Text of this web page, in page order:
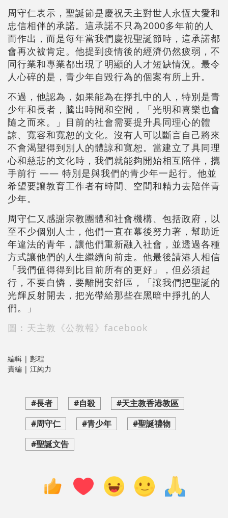
周守仁表示，聖誕節是慶祝天主對世人永恆大愛和
忠信相伴的承諾。這承諾不只為2000多年前的人
而作出，而是每年當我們慶祝聖誕節時，這承諾都
會再次被肯定。他提到疫情後的經濟仍然疲弱，不
同行業和專業都出現了明顯的人才短缺情況。最令
人心碎的是，青少年自毀行為的個案有所上升。
不過，他認為，如果能為在掙扎中的人，特別是青
少年和長者，騰出時間和空間，「光明和喜樂也會
隨之而來。」目前的社會需要提升具同理心的體
諒、寬容和寬恕的文化。沒有人可以斷言自己將來
不會渴望得到別人的體諒和寬恕。當建立了具同理
心和慈悲的文化時，我們就能夠開始相互陪伴，攜
手前行 —— 特別是與我們的青少年一起行。他並
希望要讓教育工作者有時間、空間和精力去陪伴青
少年。
周守仁又感謝宗教團體和社會機構、包括政府，以
至不少個別人士，他們一直在幕後努力著，幫助近
年違法的青年，讓他們重新融入社會，並透過各種
方式讓他們的人生繼續向前走。他最後請港人相信
「我們值得得到比目前所有的更好」，但必須起
行，不要自憐，要離開安舒區，「讓我們把聖誕的
光輝反射開去，把光帶給那些在黑暗中掙扎的人
們。」
圖︰天主教《公教報》facebook
編輯 | 彭程
責編 | 江純力
#長者 #自殺
#天主教香港教區
#周守仁
#青少年
#聖誕禮物
#聖誕文告